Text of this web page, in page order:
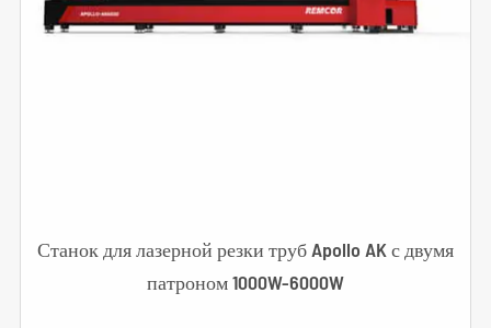
Станок для лазерной резки труб Apollo AK с двумя
патроном 1000W-6000W